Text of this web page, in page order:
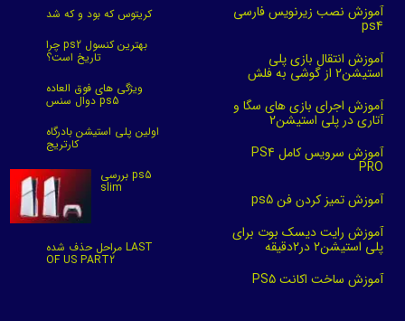
★★★★
★
آموزش نصب زیرنویس فارسی
ps4
آموزش انتقال بازی پلی
استیشن2 از گوشی به فلش
آموزش اجرای بازی های سگا و
آتاری در پلی استیشن2
آموزش سرویس کامل PS4
PRO
آموزش تمیز کردن فن ps5
آموزش رایت دیسک بوت برای
پلی استیشن2 در2دقیقه
آموزش ساخت اکانت PS5
کریتوس که بود و که شد
چرا ps2 بهترین کنسول
تاریخ است؟
ویژگی های فوق العاده
دوال سنس ps5
اولین پلی استیشن بادرگاه
کارتریج
بررسی ps5
slim
مراحل حذف شده LAST
OF US PART2